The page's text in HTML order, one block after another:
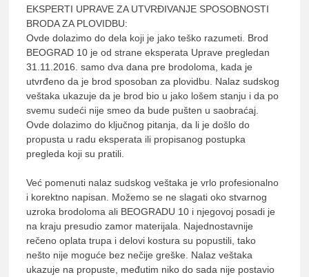
EKSPERTI UPRAVE ZA UTVRĐIVANJE SPOSOBNOSTI
BRODA ZA PLOVIDBU:
Ovde dolazimo do dela koji je jako teško razumeti. Brod
BEOGRAD 10 je od strane eksperata Uprave pregledan
31.11.2016. samo dva dana pre brodoloma, kada je
utvrđeno da je brod sposoban za plovidbu. Nalaz sudskog
veštaka ukazuje da je brod bio u jako lošem stanju i da po
svemu sudeći nije smeo da bude pušten u saobraćaj.
Ovde dolazimo do ključnog pitanja, da li je došlo do
propusta u radu eksperata ili propisanog postupka
pregleda koji su pratili.
Već pomenuti nalaz sudskog veštaka je vrlo profesionalno
i korektno napisan. Možemo se ne slagati oko stvarnog
uzroka brodoloma ali BEOGRADU 10 i njegovoj posadi je
na kraju presudio zamor materijala. Najednostavnije
rečeno oplata trupa i delovi kostura su popustili, tako
nešto nije moguće bez nečije greške. Nalaz veštaka
ukazuje na propuste, međutim niko do sada nije postavio